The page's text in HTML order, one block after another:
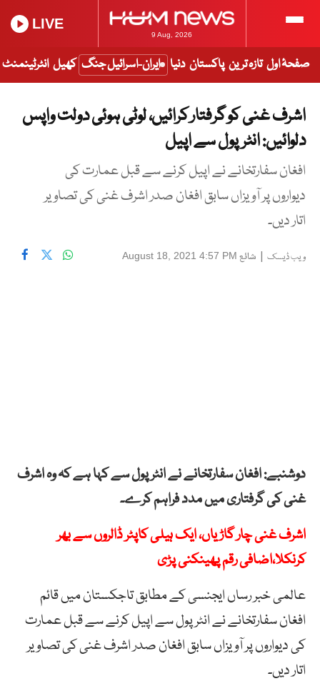
9 Aug, 2026
LIVE
صفحۂ اول تازہ ترین پاکستان دنیا ایران-اسرائیل جنگ کھیل انٹرٹینمنٹ
اشرف غنی کو گرفتار کرائیں، لوٹی ہوئی دولت واپس
دلوائیں: انٹرپول سے اپیل
افغان سفارتخانے نے اپیل کرنے سے قبل عمارت کی
دیواروں پر آویزاں سابق افغان صدر اشرف غنی کی تصاویر
اتار دیں۔
ویب ڈیسک | شائع August 18, 2021 4:57 PM
دوشنبے: افغان سفارتخانے نے انٹرپول سے کہا ہے کہ وہ اشرف
غنی کی گرفتاری میں مدد فراہم کرے۔
اشرف غنی چار گاڑیاں، ایک ہیلی کاپٹر ڈالروں سے بھر
کرنکلا،اضافی رقم پھینکنی پڑی
عالمی خبر رساں ایجنسی کے مطابق تاجکستان میں قائم
افغان سفارتخانے نے انٹرپول سے اپیل کرنے سے قبل عمارت
کی دیواروں پر آویزاں سابق افغان صدر اشرف غنی کی تصاویر
اتار دیں۔